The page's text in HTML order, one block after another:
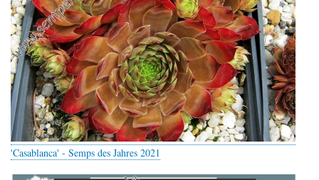
'Casablanca' - Semps des Jahres 2021